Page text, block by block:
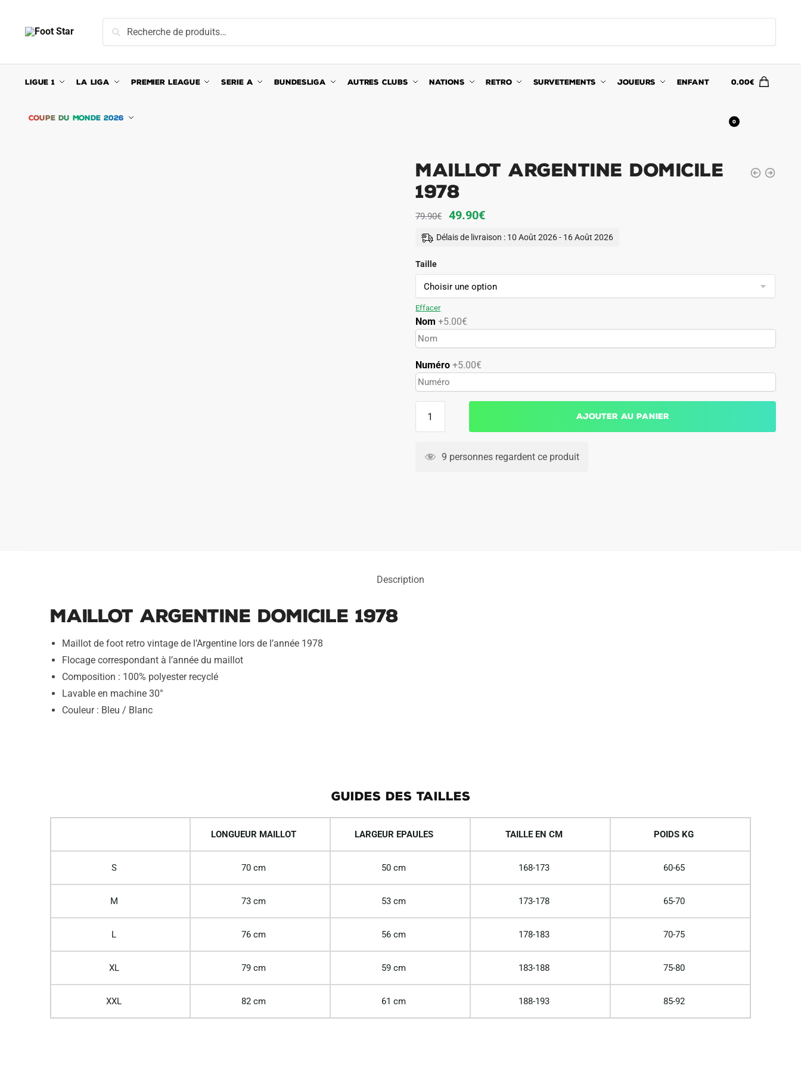
navigation
content
pour :
Recherche
LIGUE 1 LA LIGA PREMIER LEAGUE SERIE A BUNDESLIGA AUTRES CLUBS NATIONS RETRO SURVETEMENTS JOUEURS ENFANT
COUPE DU MONDE 2026
0.00€
0
Maillot Argentine Domicile
1978
79.90€
Le
prix
79.90€.
49.90€Le
prix
49.90€.
Délais de livraison : 10 Août 2026 - 16 Août 2026
Taille
Effacer
Nom +5.00€
Numéro+5.00€
Argentine
Ajouter au panier
9 personnes regardent ce produit
Description
Maillot Argentine Domicile 1978
Maillot de foot retro vintage de l’Argentine lors de l’année 1978
Flocage correspondant à l’année du maillot
Composition : 100% polyester recyclé
Lavable en machine 30°
Couleur : Bleu / Blanc
GUIDES DES TAILLES
LONGUEUR MAILLOT LARGEUR EPAULES TAILLE EN CM POIDS KG
S 70 cm 50 cm 168-173 60-65
M 73 cm 53 cm 173-178 65-70
L 76 cm 56 cm 178-183 70-75
XL 79 cm 59 cm 183-188 75-80
XXL 82 cm 61 cm 188-193 85-92